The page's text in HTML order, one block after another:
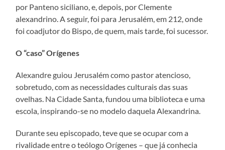
por Panteno siciliano, e, depois, por Clemente
alexandrino. A seguir, foi para Jerusalém, em 212, onde
foi coadjutor do Bispo, de quem, mais tarde, foi sucessor.
O “caso” Orígenes
Alexandre guiou Jerusalém como pastor atencioso,
sobretudo, com as necessidades culturais das suas
ovelhas. Na Cidade Santa, fundou uma biblioteca e uma
escola, inspirando-se no modelo daquela Alexandrina.
Durante seu episcopado, teve que se ocupar com a
rivalidade entre o teólogo Orígenes – que já conhecia